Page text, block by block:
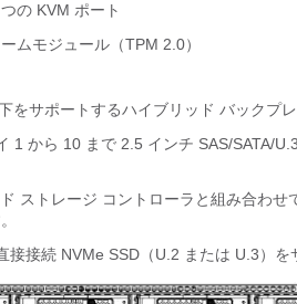
の KVM ポート
ムモジュール（TPM 2.0）
サポートするハイブリッド バックプレ
1 から 10 まで 2.5 インチ SAS/SATA/
ストレージ コントローラと組み合わせ
接続 NVMe SSD（U.2 または U.3）を